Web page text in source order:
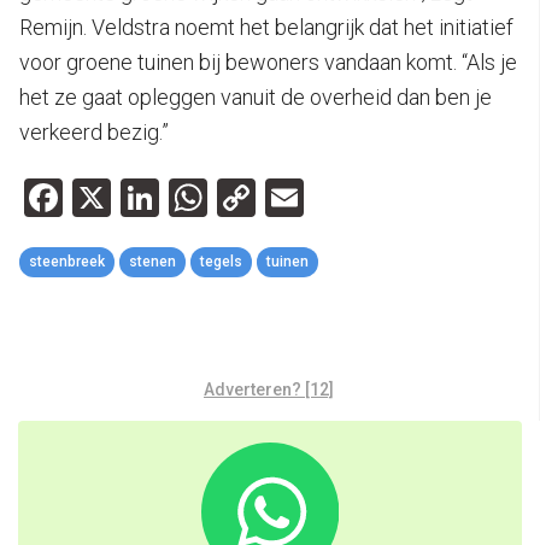
Remijn. Veldstra noemt het belangrijk dat het initiatief
voor groene tuinen bij bewoners vandaan komt. “Als je
het ze gaat opleggen vanuit de overheid dan ben je
verkeerd bezig.”
Facebook
X LinkedIn
WhatsApp
Copy
Link
steenbreek stenen tegels tuinen
Adverteren? [12]